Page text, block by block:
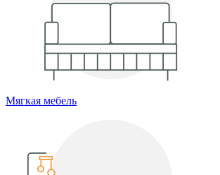
Мягкая мебель